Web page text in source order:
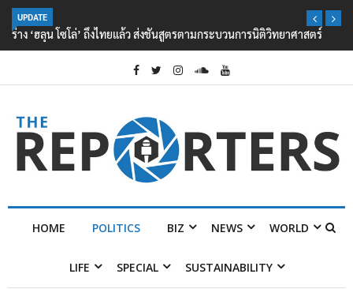
UPDATE
ร่าง ‘ฮลุน โซโล่’ ถึงไทยแล้ว ส่งชันสูตรตามกระบวนการนิติวิทยาศาสตร์
HOME POLITICS BIZ NEWS WORLD
LIFE SPECIAL SUSTAINABILITY